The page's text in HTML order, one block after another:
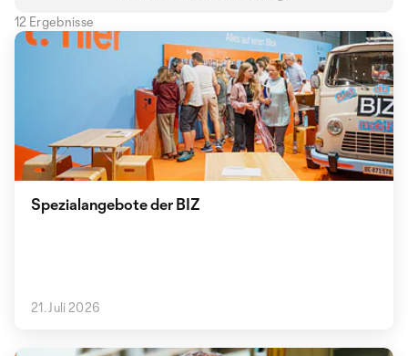
12 Ergebnisse
Spezialangebote der BIZ
21. Juli 2026